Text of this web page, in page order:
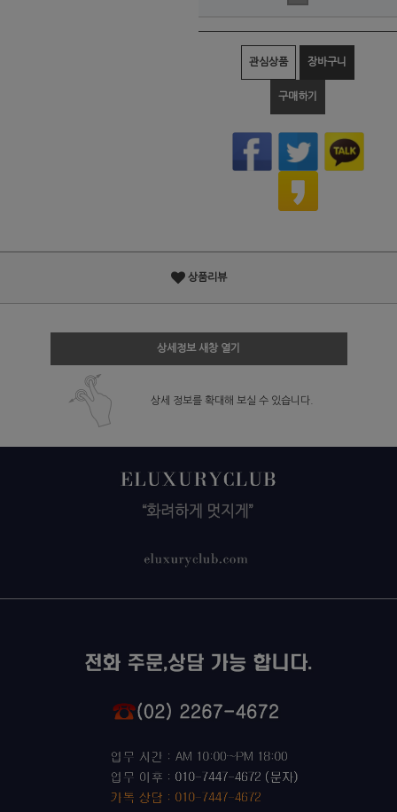
관심상품 장바구니
구매하기
상품리뷰
상세정보 새창 열기
상세 정보를 확대해 보실 수 있습니다.